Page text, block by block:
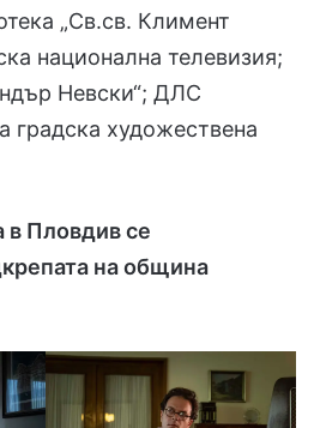
„Св.св. Климент
национална телевизия;
Невски“; ДЛС
градска художествена
Пловдив се
на община